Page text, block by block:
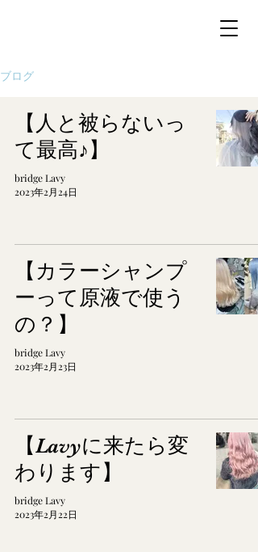
ブログ
【人と被らないっ
て最高♪】
bridge Lavy
2023年2月24日
【カラーシャンプ
ーって原液で使う
の？】
bridge Lavy
2023年2月23日
【Lavyに来たら変
わります】
bridge Lavy
2023年2月22日